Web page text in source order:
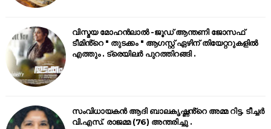
വിസ്മയ മോഹൻലാൽ -ജൂഡ് ആന്തണി ജോസഫ്
ടീമിൻ്റെ " തുടക്കം " ആഗസ്റ്റ് ഏഴിന് തിയേറ്ററുകളിൽ
എത്തും . ട്രെയിലർ പുറത്തിറങ്ങി .
സംവിധായകൻ ആദി ബാലകൃഷ്ണൻ്റെ അമ്മ റിട്ട. ടീച്ചർ
വി.എസ്. രാജമ്മ (76) അന്തരിച്ചു .